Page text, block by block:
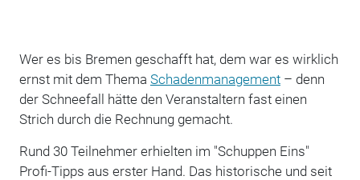
Wer es bis Bremen geschafft hat, dem war es wirklich
ernst mit dem Thema Schadenmanagement– denn
der Schneefall hätte den Veranstaltern fast einen
Strich durch die Rechnung gemacht.
Rund 30 Teilnehmer erhielten im "Schuppen Eins"
Profi-Tipps aus erster Hand. Das historische und seit